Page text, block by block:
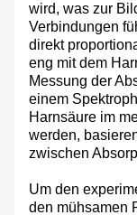
wird, was zur
Verbindungen
direkt
eng mit dem
Messung der
einem
Harnsäure im
werden,
zwischen
Um den
den mühsamen